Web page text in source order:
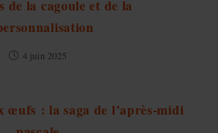
de la cagoule et de la
4 juin 2025
œufs : la saga de l’après-midi